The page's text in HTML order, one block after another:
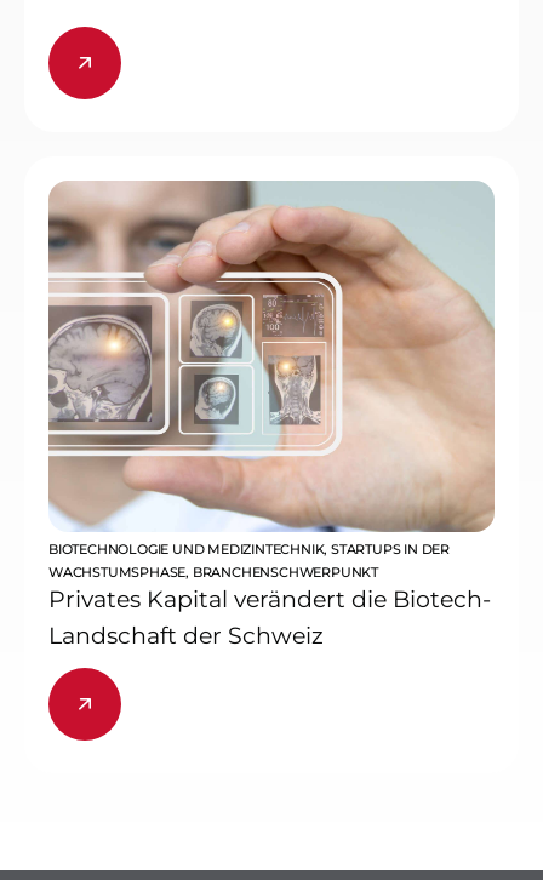
BIOTECHNOLOGIE UND MEDIZINTECHNIK,STARTUPS IN DER
WACHSTUMSPHASE, BRANCHENSCHWERPUNKT
Privates Kapital verändert die Biotech-
Landschaft der Schweiz